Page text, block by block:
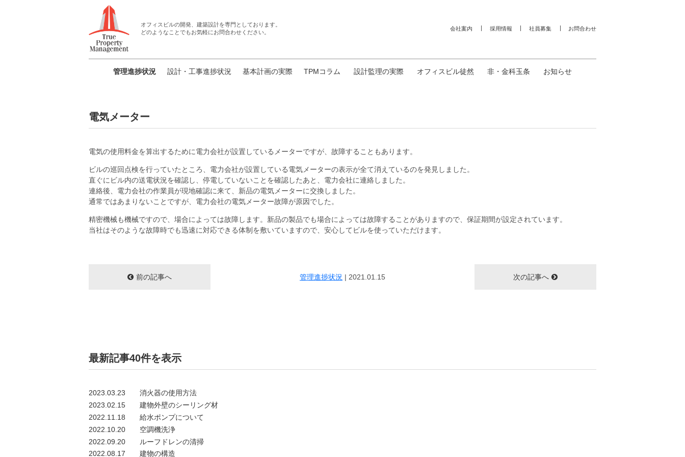
オフィスビルの開発、建築設計を専門としております。
どのようなことでもお気軽にお問合わせください。
会社案内 採用情報 社員募集 お問合わせ
管理進捗状況 設計・工事進捗状況 基本計画の実際 TPMコラム 設計監理の実際 オフィスビル徒然 非・金科玉条 お知らせ
電気メーター
電気の使用料金を算出するために電力会社が設置しているメーターですが、故障することもあります。
ビルの巡回点検を行っていたところ、電力会社が設置している電気メーターの表示が全て消えているのを発見しました。
直ぐにビル内の送電状況を確認し、停電していないことを確認したあと、電力会社に連絡しました。
連絡後、電力会社の作業員が現地確認に来て、新品の電気メーターに交換しました。
通常ではあまりないことですが、電力会社の電気メーター故障が原因でした。
精密機械も機械ですので、場合によっては故障します。新品の製品でも場合によっては故障することがありますので、保証期間が設定されています。
当社はそのような故障時でも迅速に対応できる体制を敷いていますので、安心してビルを使っていただけます。
前の記事へ 管理進捗状況 | 2021.01.15 次の記事へ
最新記事40件を表示
2023.03.23
消火器の使用方法
2023.02.15
建物外壁のシーリング材
2022.11.18
給水ポンプについて
2022.10.20
空調機洗浄
2022.09.20
ルーフドレンの清掃
2022.08.17
建物の構造